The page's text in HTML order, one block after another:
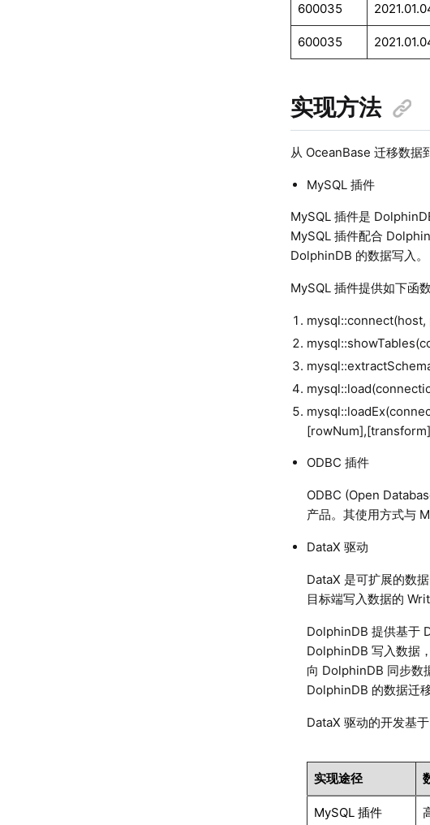
600035
600035
实现方法
从 OceanBase 迁移数据
MySQL 插件
MySQL 插件是
MySQL 插件配合
DolphinDB 的数据写入。
MySQL 插件提供如下函
ODBC 插件
ODBC (Open
产品。其使用方式与
DataX 驱动
DataX 是可扩展的数
目标端写入数据的
DolphinDB 提供基于
DolphinDB 写入数据
向 DolphinDB 同步数
DolphinDB 的数据迁移
DataX 驱动的开发基
实现途径
MySQL 插件